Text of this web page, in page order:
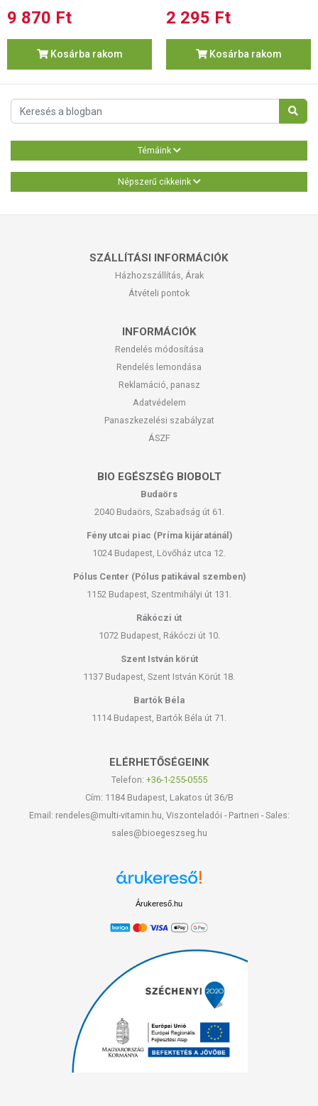
9 870 Ft
Kosárba rakom
2 295 Ft
Kosárba rakom
Témáink
Népszerű cikkeink
SZÁLLÍTÁSI INFORMÁCIÓK
Házhozszállítás, Árak
Átvételi pontok
INFORMÁCIÓK
Rendelés módosítása
Rendelés lemondása
Reklamáció, panasz
Adatvédelem
Panaszkezelési szabályzat
ÁSZF
BIO EGÉSZSÉG BIOBOLT
Budaörs
2040 Budaörs, Szabadság út 61.
Fény utcai piac (Príma kijáratánál)
1024 Budapest, Lövőház utca 12.
Pólus Center (Pólus patikával szemben)
1152 Budapest, Szentmihályi út 131.
Rákóczi út
1072 Budapest, Rákóczi út 10.
Szent István körút
1137 Budapest, Szent István Körút 18.
Bartók Béla
1114 Budapest, Bartók Béla út 71.
ELÉRHETŐSÉGEINK
Telefon: +36-1-255-0555
Cím: 1184 Budapest, Lakatos út 36/B
Email: rendeles@multi-vitamin.hu, Viszonteladói - Partneri - Sales:
sales@bioegeszseg.hu
Árukereső.hu